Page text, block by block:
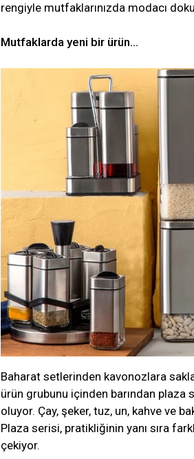
rengiyle mutfaklarınızda modacı
Mutfaklarda yeni bir ürün…
Baharat setlerinden kavonozlara
ürün grubunu içinden barından plaza
oluyor. Çay, şeker, tuz, un, kahve ve
Plaza serisi, pratikliğinin yanı sıra
çekiyor.